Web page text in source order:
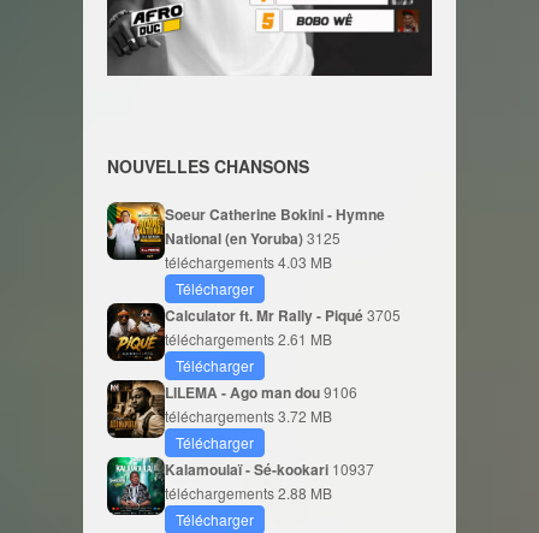
NOUVELLES CHANSONS
Soeur Catherine Bokini - Hymne
National (en Yoruba)3125
téléchargements4.03 MB
Télécharger
Calculator ft. Mr Rally - Piqué3705
téléchargements2.61 MB
Télécharger
LILEMA - Ago man dou9106
téléchargements3.72 MB
Télécharger
Kalamoulaï - Sé-kookari 10937
téléchargements2.88 MB
Télécharger